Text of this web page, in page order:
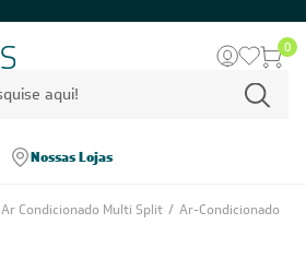
0
Nossas Lojas
Ar Condicionado Multi Split / Ar-Condicionado